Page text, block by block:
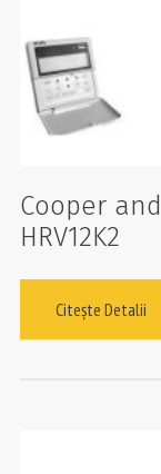
Cooper
HRV12K2
Citește Detalii